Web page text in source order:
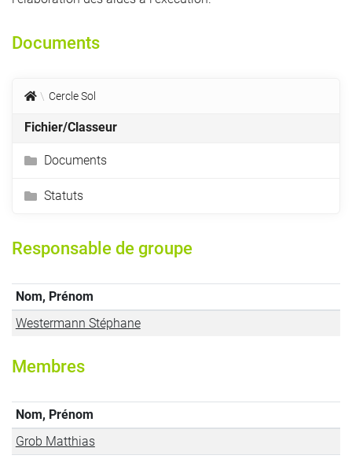
Documents
Cercle Sol
Fichier/Classeur
Documents
Statuts
Responsable de groupe
Nom, Prénom
Westermann Stéphane
Membres
Nom, Prénom
Grob Matthias